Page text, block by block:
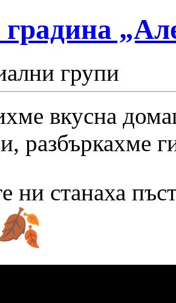
градина
групи
вкусна
разбъркахме
ни станаха